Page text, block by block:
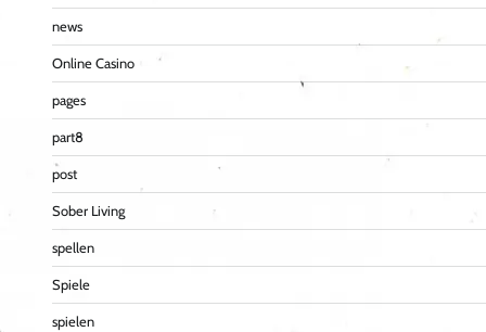
news
Online Casino
pages
part8
post
Sober Living
spellen
Spiele
spielen